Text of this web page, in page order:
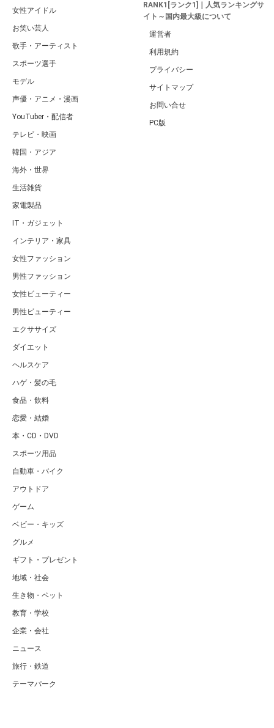
女性アイドル
お笑い芸人
歌手・アーティスト
スポーツ選手
モデル
声優・アニメ・漫画
YouTuber・配信者
テレビ・映画
韓国・アジア
海外・世界
生活雑貨
家電製品
IT・ガジェット
インテリア・家具
女性ファッション
男性ファッション
女性ビューティー
男性ビューティー
エクササイズ
ダイエット
ヘルスケア
ハゲ・髪の毛
食品・飲料
恋愛・結婚
本・CD・DVD
スポーツ用品
自動車・バイク
アウトドア
ゲーム
ベビー・キッズ
グルメ
ギフト・プレゼント
地域・社会
生き物・ペット
教育・学校
企業・会社
ニュース
旅行・鉄道
テーマパーク
RANK1[ランク1]｜人気ランキングサ
イト～国内最大級について
運営者
利用規約
プライバシー
サイトマップ
お問い合せ
PC版